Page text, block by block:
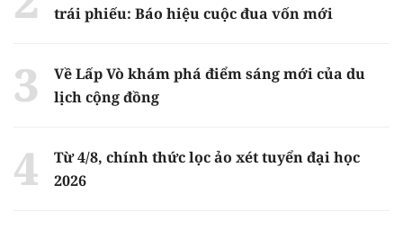
trái phiếu: Báo hiệu cuộc đua vốn mới
Về Lấp Vò khám phá điểm sáng mới của du
lịch cộng đồng
Từ 4/8, chính thức lọc ảo xét tuyển đại học
2026